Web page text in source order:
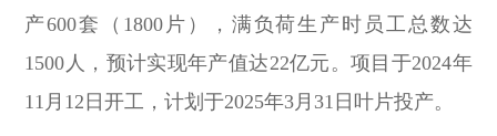
产600套（1800片），满负荷生产时员工总数达
1500人，预计实现年产值达22亿元。项目于2024年
11月12日开工，计划于2025年3月31日叶片投产。